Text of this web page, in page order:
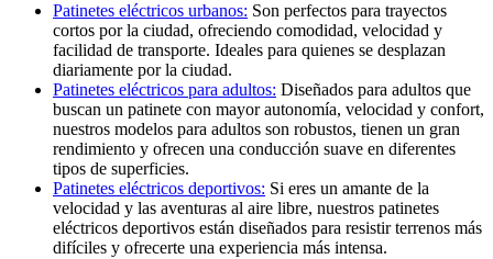
Patinetes eléctricos urbanos: Son perfectos para trayectos
cortos por la ciudad, ofreciendo comodidad, velocidad y
facilidad de transporte. Ideales para quienes se desplazan
diariamente por la ciudad.
Patinetes eléctricos para adultos: Diseñados para adultos que
buscan un patinete con mayor autonomía, velocidad y confort,
nuestros modelos para adultos son robustos, tienen un gran
rendimiento y ofrecen una conducción suave en diferentes
tipos de superficies.
Patinetes eléctricos deportivos: Si eres un amante de la
velocidad y las aventuras al aire libre, nuestros patinetes
eléctricos deportivos están diseñados para resistir terrenos más
difíciles y ofrecerte una experiencia más intensa.